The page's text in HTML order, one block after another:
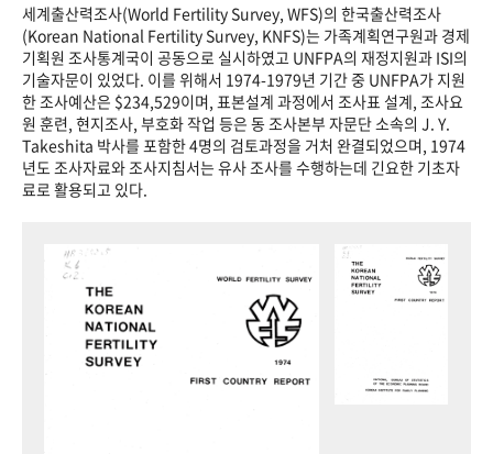
세계출산력조사(World Fertility Survey, WFS)의 한국출산력조사
(Korean National Fertility Survey, KNFS)는 가족계획연구원과 경제
기획원 조사통계국이 공동으로 실시하였고 UNFPA의 재정지원과 ISI의
기술자문이 있었다. 이를 위해서 1974-1979년 기간 중 UNFPA가 지원
한 조사예산은 $234,529이며, 표본설계 과정에서 조사표 설계, 조사요
원 훈련, 현지조사, 부호화 작업 등은 동 조사본부 자문단 소속의 J. Y.
Takeshita 박사를 포함한 4명의 검토과정을 거처 완결되었으며, 1974
년도 조사자료와 조사지침서는 유사 조사를 수행하는데 긴요한 기초자
료로 활용되고 있다.